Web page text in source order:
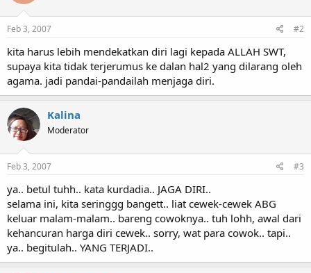
Feb 3, 2007 #2
kita harus lebih mendekatkan diri lagi kepada ALLAH SWT,
supaya kita tidak terjerumus ke dalan hal2 yang dilarang oleh
agama. jadi pandai-pandailah menjaga diri.
Kalina
Moderator
Feb 3, 2007 #3
ya.. betul tuhh.. kata kurdadia.. JAGA DIRI..
selama ini, kita seringgg bangett.. liat cewek-cewek ABG
keluar malam-malam.. bareng cowoknya.. tuh lohh, awal dari
kehancuran harga diri cewek.. sorry, wat para cowok.. tapi..
ya.. begitulah.. YANG TERJADI..